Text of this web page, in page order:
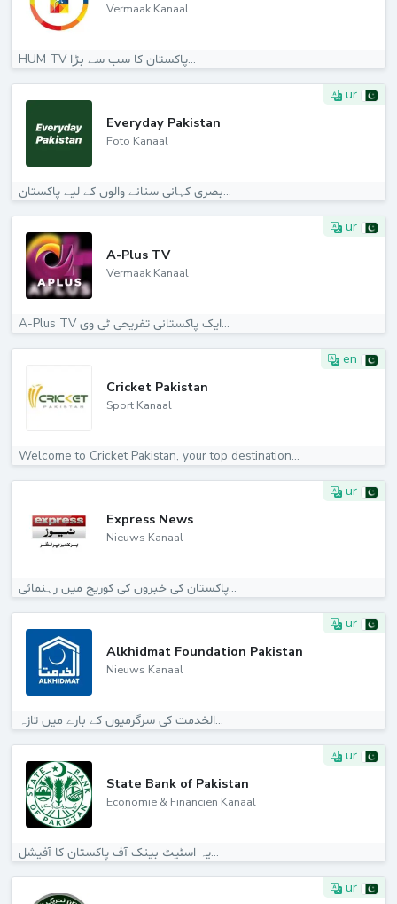
Vermaak Kanaal
HUM TV پاکستان کا سب سے بڑا...
ur
Everyday Pakistan
Foto Kanaal
بصری کہانی سنانے والوں کے لیے پاکستان...
ur
A-Plus TV
Vermaak Kanaal
A-Plus TV ایک پاکستانی تفریحی ٹی وی...
en
Cricket Pakistan
Sport Kanaal
Welcome to Cricket Pakistan, your top destination...
ur
Express News
Nieuws Kanaal
پاکستان کی خبروں کی کوریج میں رہنمائی...
ur
Alkhidmat Foundation Pakistan
Nieuws Kanaal
الخدمت کی سرگرمیوں کے بارے میں تازہ...
ur
State Bank of Pakistan
Economie & Financiën Kanaal
یہ اسٹیٹ بینک آف پاکستان کا آفیشل...
ur